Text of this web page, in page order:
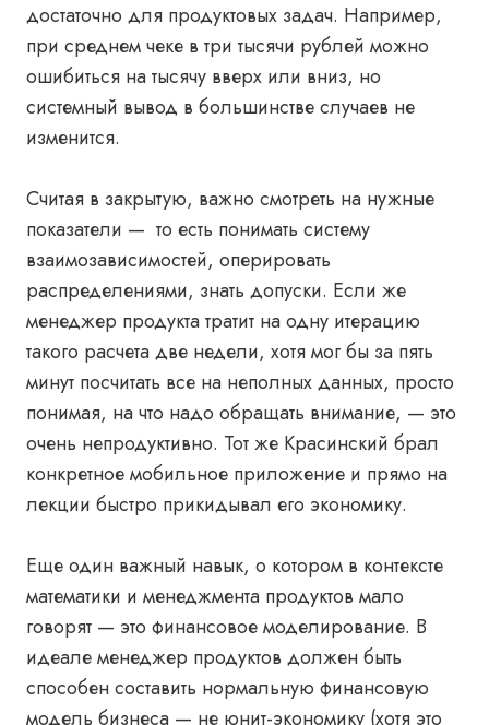
достаточно для продуктовых задач. Например,
при среднем чеке в три тысячи рублей можно
ошибиться на тысячу вверх или вниз, но
системный вывод в большинстве случаев не
изменится.
Считая в закрытую, важно смотреть на нужные
показатели — то есть понимать систему
взаимозависимостей, оперировать
распределениями, знать допуски. Если же
менеджер продукта тратит на одну итерацию
такого расчета две недели, хотя мог бы за пять
минут посчитать все на неполных данных, просто
понимая, на что надо обращать внимание, — это
очень непродуктивно. Тот же Красинский брал
конкретное мобильное приложение и прямо на
лекции быстро прикидывал его экономику.
Еще один важный навык, о котором в контексте
математики и менеджмента продуктов мало
говорят — это финансовое моделирование. В
идеале менеджер продуктов должен быть
способен составить нормальную финансовую
модель бизнеса — не юнит-экономику (хотя это